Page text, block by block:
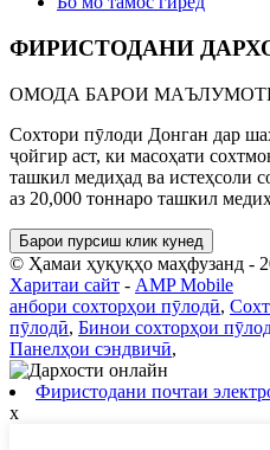
ФИРИСТОДАНИ
ОМОДА БАРОИ
Сохтори пӯлоди Донган дар
ҷойгир аст, ки масоҳати
ташкил медиҳад ва истеҳсоли
аз 20,000 тоннаро ташкил
Барои пурсиш клик кунед
© Ҳамаи ҳуқуқҳо маҳфузанд -
Харитаи сайт - AMP Mobile
анбори сохторҳои пӯлодӣ,
пӯлодӣ, Бинои сохторҳои
Панелҳои сэндвичӣ,
Фиристодани почтаи
x